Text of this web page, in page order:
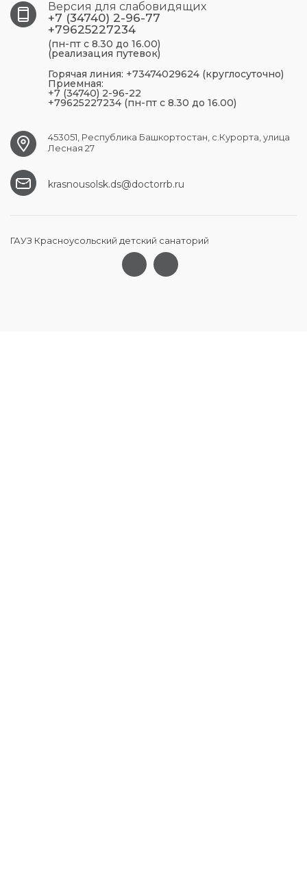
Версия для слабовидящих
+7 (34740) 2-96-77
+79625227234
(пн-пт с 8.30 до 16.00)
(реализация путевок)
Горячая линия: +73474029624 (круглосуточно)
Приемная:
+7 (34740) 2-96-22
+79625227234 (пн-пт с 8.30 до 16.00)
453051, Республика Башкортостан, с.Курорта, улица
Лесная 27
krasnousolsk.ds@doctorrb.ru
ГАУЗ Красноусольский детский санаторий